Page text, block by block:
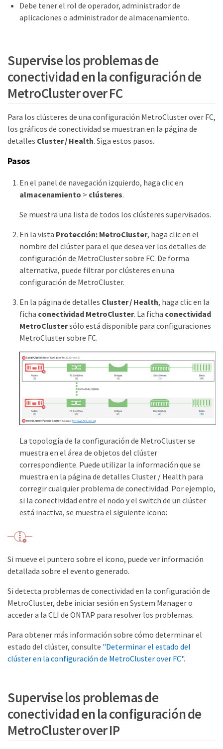
Debe tener el rol de operador, administrador de
aplicaciones o administrador de almacenamiento.
Supervise los problemas de
conectividad en la configuración de
MetroCluster over FC
Para los clústeres de una configuración MetroCluster over FC,
los gráficos de conectividad se muestran en la página de
detalles Cluster / Health. Siga estos pasos.
Pasos
En el panel de navegación izquierdo, haga clic en
almacenamiento > clústeres.
Se muestra una lista de todos los clústeres supervisados.
En la vista Protección: MetroCluster, haga clic en el
nombre del clúster para el que desea ver los detalles de
configuración de MetroCluster sobre FC. De forma
alternativa, puede filtrar por clústeres en una
configuración de MetroCluster.
En la página de detalles Cluster / Health, haga clic en la
ficha conectividad MetroCluster. La ficha conectividad
MetroClustersólo está disponible para configuraciones
MetroCluster sobre FC.
La topología de la configuración de MetroCluster se
muestra en el área de objetos del clúster
correspondiente. Puede utilizar la información que se
muestra en la página de detalles Cluster / Health para
corregir cualquier problema de conectividad. Por ejemplo,
si la conectividad entre el nodo y el switch de un clúster
está inactiva, se muestra el siguiente icono:
Si mueve el puntero sobre el icono, puede ver información
detallada sobre el evento generado.
Si detecta problemas de conectividad en la configuración de
MetroCluster, debe iniciar sesión en System Manager o
acceder a la CLI de ONTAP para resolver los problemas.
Para obtener más información sobre cómo determinar el
estado del clúster, consulte "Determinar el estado del
clúster en la configuración de MetroCluster over FC".
Supervise los problemas de
conectividad en la configuración de
MetroCluster over IP